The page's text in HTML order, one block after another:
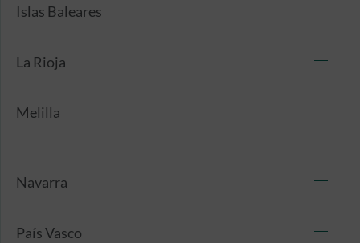
Islas Baleares
La Rioja
Melilla
Navarra
País Vasco